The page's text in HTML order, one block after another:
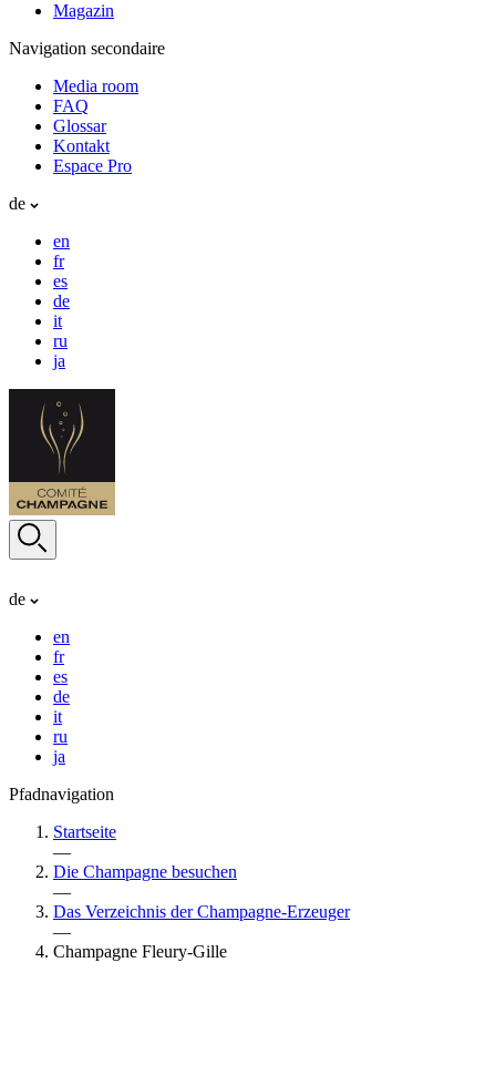
Magazin
Navigation secondaire
Media room
FAQ
Glossar
Kontakt
Espace Pro
de
en
fr
es
de
it
ru
ja
de
en
fr
es
de
it
ru
ja
Pfadnavigation
Startseite
—
Die Champagne besuchen
—
Das Verzeichnis der Champagne-Erzeuger
—
Champagne Fleury-Gille